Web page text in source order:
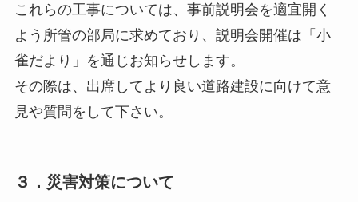
これらの工事については、事前説明会を適宜開く
よう所管の部局に求めており、説明会開催は「小
雀だより」を通じお知らせします。
その際は、出席してより良い道路建設に向けて意
見や質問をして下さい。
３．災害対策について